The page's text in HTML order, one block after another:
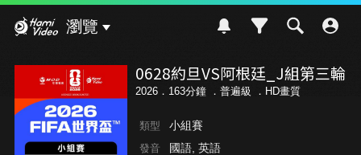
瀏覽
0628約旦VS阿根廷_J組第三輪
2026．163分鐘 ． 普遍級 ．HD畫質
類型 小組賽
發音 國語, 英語